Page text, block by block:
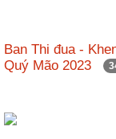
Ban Thi đua -
Quý Mão 2023